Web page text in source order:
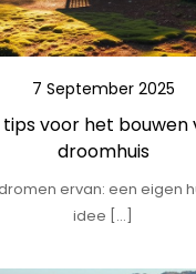
7 September 2025
voor het bouwen
droomhuis
ervan: een eigen
idee […]